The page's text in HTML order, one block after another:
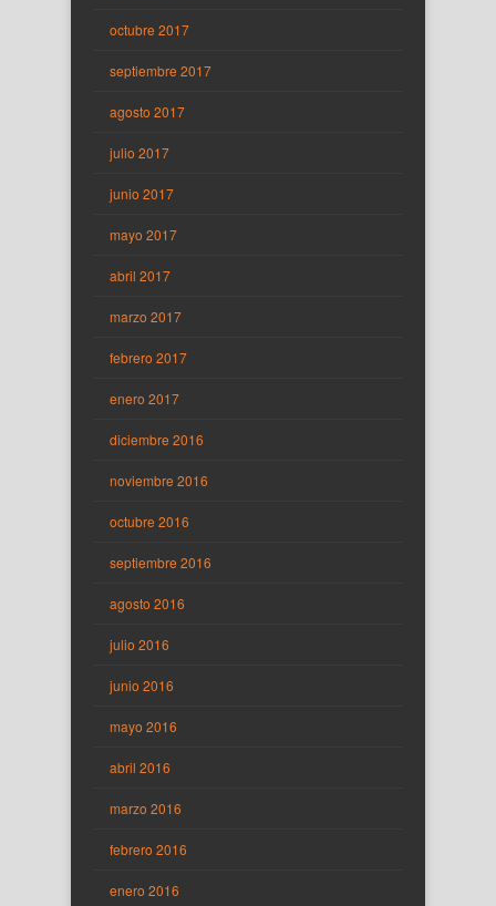
octubre 2017
septiembre 2017
agosto 2017
julio 2017
junio 2017
mayo 2017
abril 2017
marzo 2017
febrero 2017
enero 2017
diciembre 2016
noviembre 2016
octubre 2016
septiembre 2016
agosto 2016
julio 2016
junio 2016
mayo 2016
abril 2016
marzo 2016
febrero 2016
enero 2016